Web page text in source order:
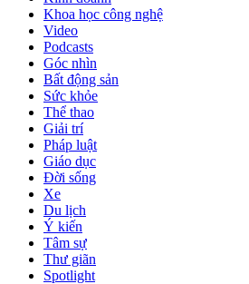
Khoa học công nghệ
Video
Podcasts
Góc nhìn
Bất động sản
Sức khỏe
Thể thao
Giải trí
Pháp luật
Giáo dục
Đời sống
Xe
Du lịch
Ý kiến
Tâm sự
Thư giãn
Spotlight